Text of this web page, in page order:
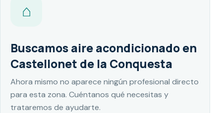
⌂
Buscamos aire acondicionado en
Castellonet de la Conquesta
Ahora mismo no aparece ningún profesional directo
para esta zona. Cuéntanos qué necesitas y
trataremos de ayudarte.